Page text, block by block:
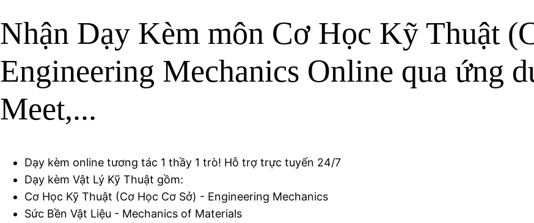
Nhận Dạy Kèm môn Cơ Học Kỹ Thuật
Engineering Mechanics Online qua ứng
Meet,...
Dạy kèm online tương tác 1 thầy 1 trò! Hỗ trợ trực tuyến 24/7
Dạy kèm Vật Lý Kỹ Thuật gồm:
Cơ Học Kỹ Thuật (Cơ Học Cơ Sở) - Engineering Mechanics
Sức Bền Vật Liệu - Mechanics of Materials